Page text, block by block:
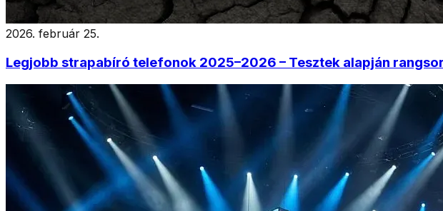
2026. február 25.
Legjobb strapabíró telefonok 2025–2026 – Tesztek alapján